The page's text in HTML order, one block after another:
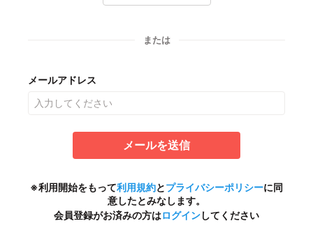
または
メールアドレス
メールを送信
※利用開始をもって利用規約とプライバシーポリシーに同
意したとみなします。
会員登録がお済みの方はログインしてください